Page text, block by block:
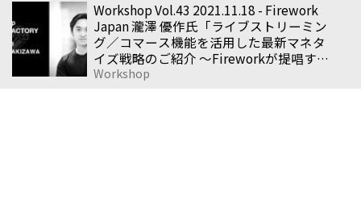
Workshop Vol.43 2021.11.18 - Firework
Japan 瀧澤 優作氏「ライブストリーミン
グ／コマース機能を活用した最新マネタ
イズ戦略のご紹介 〜Fireworkが提唱する
縦型動画マーケティング【続編】〜」
Workshop